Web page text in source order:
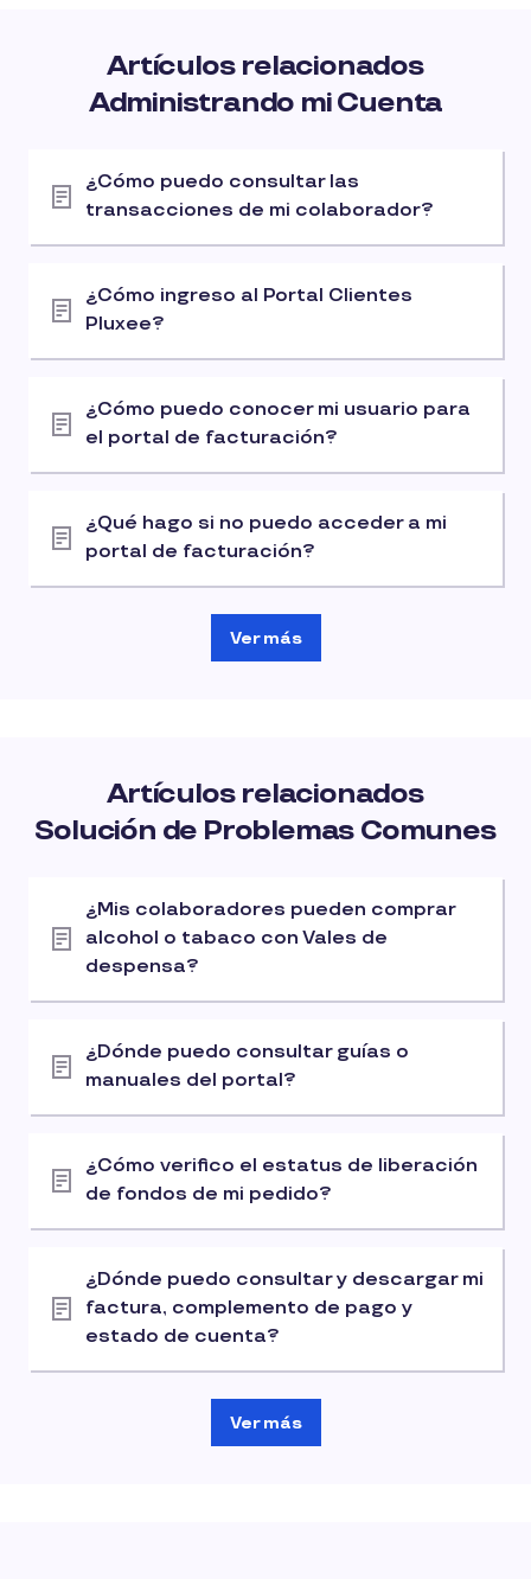
Artículos relacionados
Administrando mi Cuenta
¿Cómo puedo consultar las
transacciones de mi colaborador?
¿Cómo ingreso al Portal Clientes
Pluxee?
¿Cómo puedo conocer mi usuario para
el portal de facturación?
¿Qué hago si no puedo acceder a mi
portal de facturación?
Ver más
Artículos relacionados
Solución de Problemas Comunes
¿Mis colaboradores pueden comprar
alcohol o tabaco con Vales de
despensa?
¿Dónde puedo consultar guías o
manuales del portal?
¿Cómo verifico el estatus de liberación
de fondos de mi pedido?
¿Dónde puedo consultar y descargar mi
factura, complemento de pago y
estado de cuenta?
Ver más